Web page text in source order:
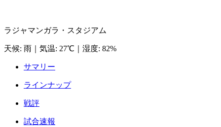
ラジャマンガラ・スタジアム
天候: 雨 気温: 27℃ 湿度: 82%
サマリー
ラインナップ
戦評
試合速報